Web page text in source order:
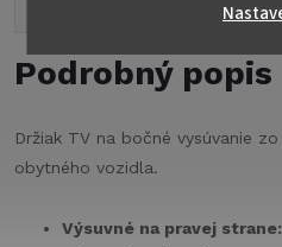
Podrobný popis
Držiak TV na bočné vysúvanie
obytného vozidla.
Výsuvné na pravej